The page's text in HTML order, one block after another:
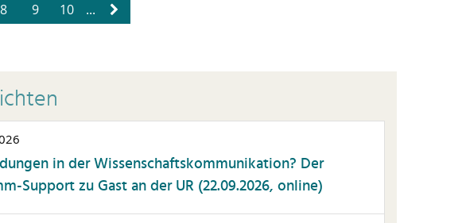
8 9 10 ...
in der Wissenschaftskommunikation? Der
Support zu Gast an der UR (22.09.2026, online)